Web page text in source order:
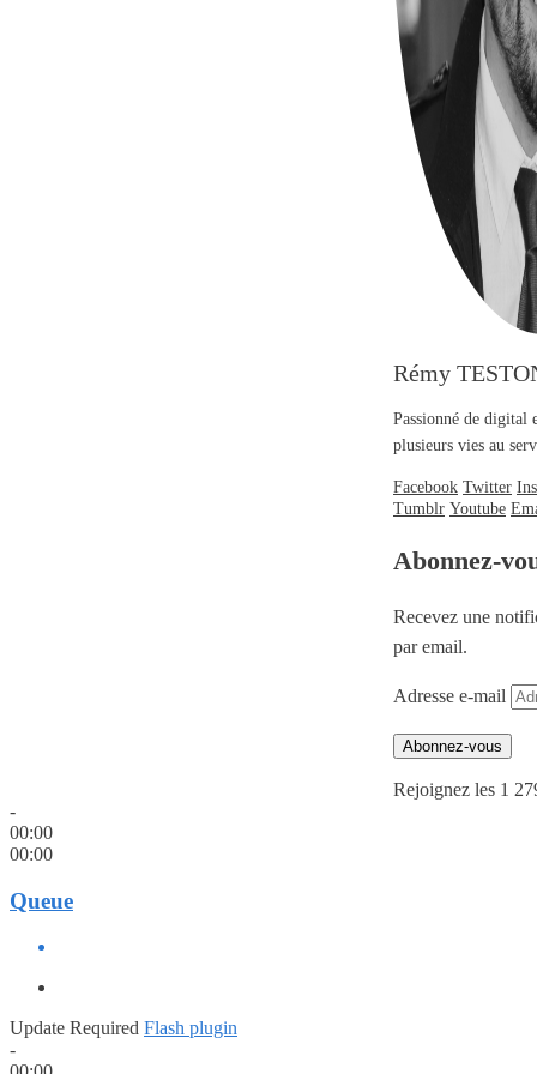
Rémy
Passionné de digital
plusieurs vies au
Facebook Twitter
Tumblr Youtube
Abonnez-
Recevez une
par email.
Adresse e-mail
Abonnez-vous
Rejoignez les 1
-
00:00
00:00
Queue
Update Required Flash plugin
-